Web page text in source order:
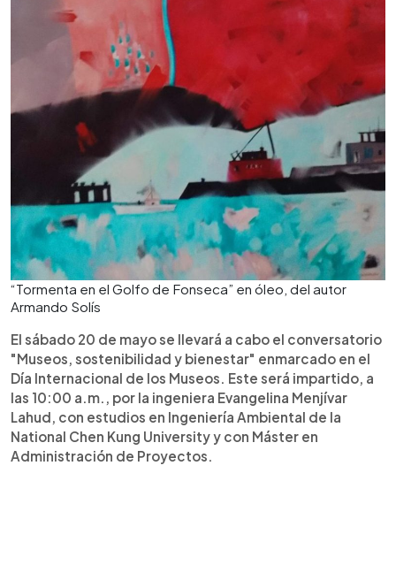
“Tormenta en el Golfo de Fonseca” en óleo, del autor
Armando Solís
El sábado 20 de mayo se llevará a cabo el conversatorio
"Museos, sostenibilidad y bienestar" enmarcado en el
Día Internacional de los Museos. Este será impartido, a
las 10:00 a.m., por la ingeniera Evangelina Menjívar
Lahud, con estudios en Ingeniería Ambiental de la
National Chen Kung University y con Máster en
Administración de Proyectos.